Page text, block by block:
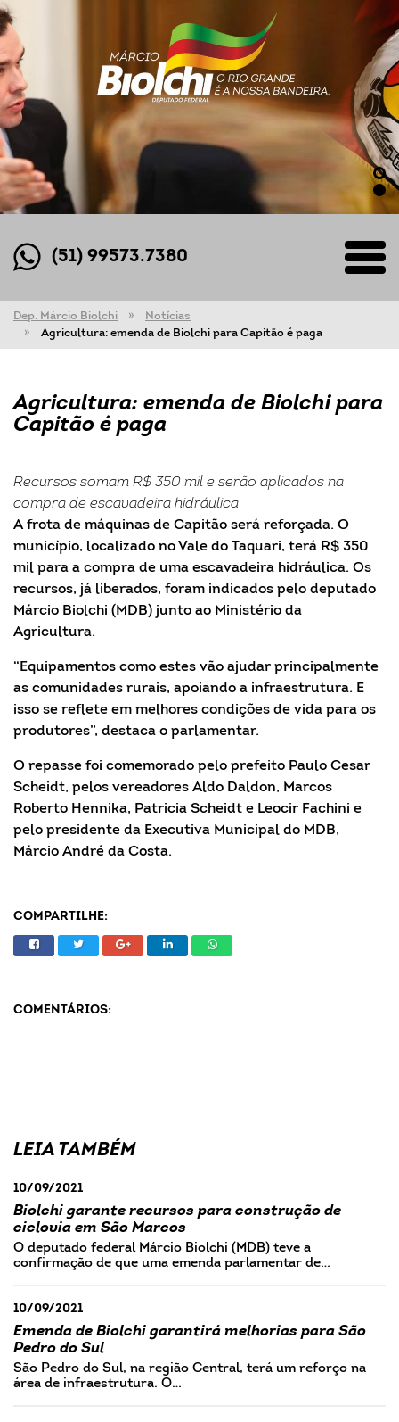
(51) 99573.7380
Dep. Márcio Biolchi
Notícias
Agricultura: emenda de Biolchi para Capitão é paga
Agricultura: emenda de Biolchi para
Capitão é paga
Recursos somam R$ 350 mil e serão aplicados na
compra de escavadeira hidráulica
A frota de máquinas de Capitão será reforçada. O
município, localizado no Vale do Taquari, terá R$ 350
mil para a compra de uma escavadeira hidráulica. Os
recursos, já liberados, foram indicados pelo deputado
Márcio Biolchi (MDB) junto ao Ministério da
Agricultura.
“Equipamentos como estes vão ajudar principalmente
as comunidades rurais, apoiando a infraestrutura. E
isso se reflete em melhores condições de vida para os
produtores”, destaca o parlamentar.
O repasse foi comemorado pelo prefeito Paulo Cesar
Scheidt, pelos vereadores Aldo Daldon, Marcos
Roberto Hennika, Patricia Scheidt e Leocir Fachini e
pelo presidente da Executiva Municipal do MDB,
Márcio André da Costa.
COMPARTILHE:
COMENTÁRIOS:
LEIA TAMBÉM
10/09/2021
Biolchi garante recursos para construção de
ciclovia em São Marcos
O deputado federal Márcio Biolchi (MDB) teve a
confirmação de que uma emenda parlamentar de…
10/09/2021
Emenda de Biolchi garantirá melhorias para São
Pedro do Sul
São Pedro do Sul, na região Central, terá um reforço na
área de infraestrutura. O…